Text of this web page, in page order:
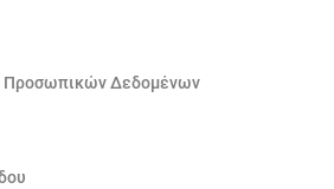
Προσωπικών Δεδομένων